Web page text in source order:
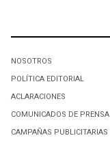
NOSOTROS
POLÍTICA EDITORIAL
ACLARACIONES
COMUNICADOS DE PRENSA
CAMPAÑAS PUBLICITARIAS